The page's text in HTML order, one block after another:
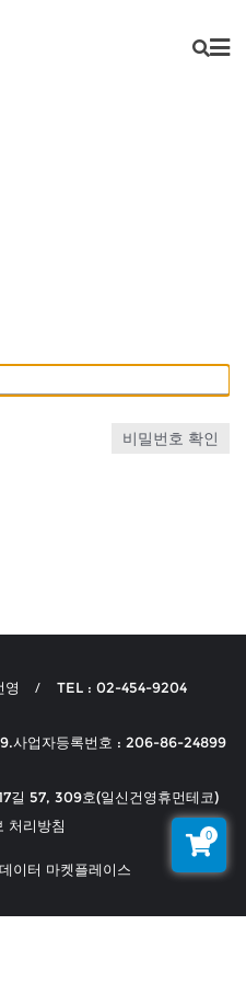
비밀번호 확인
영 TEL : 02-454-9204
사업자등록번호 : 206-86-24899
길 57, 309호(일신건영휴먼테코)
처리방침
터 마켓플레이스
0